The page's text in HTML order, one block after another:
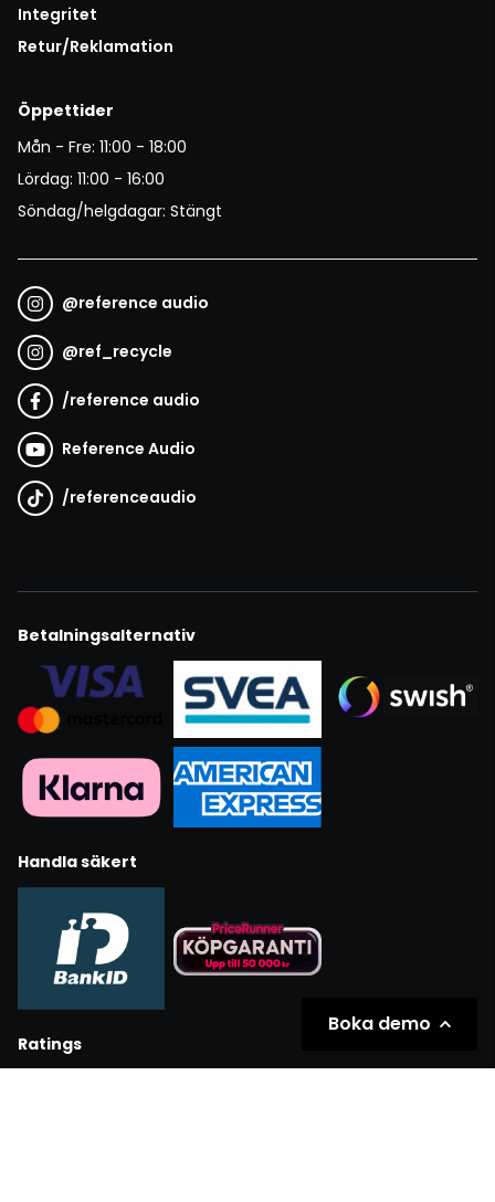
Integritet
Retur/Reklamation
Öppettider
Mån - Fre: 11:00 - 18:00
Lördag: 11:00 - 16:00
Söndag/helgdagar: Stängt
@reference audio
@ref_recycle
/reference audio
Reference Audio
/referenceaudio
Betalningsalternativ
Handla säkert
Ratings
Boka demo